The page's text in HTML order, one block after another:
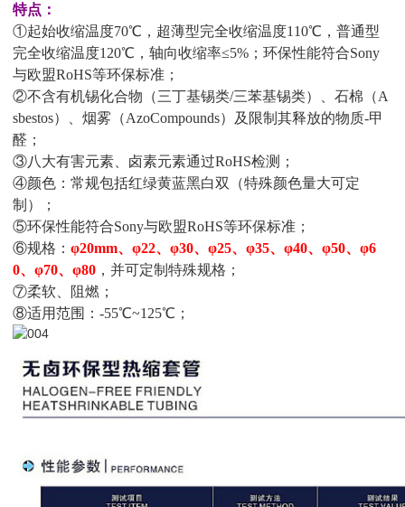
特点：
①起始收缩温度70℃，超薄型完全收缩温度110℃，普通型
完全收缩温度120℃，轴向收缩率≤5%； 环保性能符合Sony
与欧盟RoHS等环保标准；
②不含有机锡化合物（三丁基锡类/三苯基锡类）、石棉（A
sbestos）、烟雾（AzoCompounds）及限制其释放的物质-甲
醛；
③八大有害元素、卤素元素通过RoHS检测；
④颜色：常规包括红绿黄蓝黑白双（特殊颜色量大可定
制）；
⑤环保性能符合Sony与欧盟RoHS等环保标准；
⑥规格： φ20mm、φ22、φ30、φ25、φ35、φ40、φ50、φ6
0、φ70、φ80 ，并可定制特殊规格；
⑦柔软、阻燃；
⑧适用范围：-55℃~125℃；